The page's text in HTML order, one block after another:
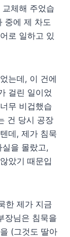
체해 주었습
중에 제 차도
로 일하고 있
는데, 이 건에
걸린 일이었
무 비겁했습
건 당시 공장
데, 제가 침묵
을 몰랐고,
았기 때문입
한 제가 지금
장님은 침묵을
(그것도 딸아